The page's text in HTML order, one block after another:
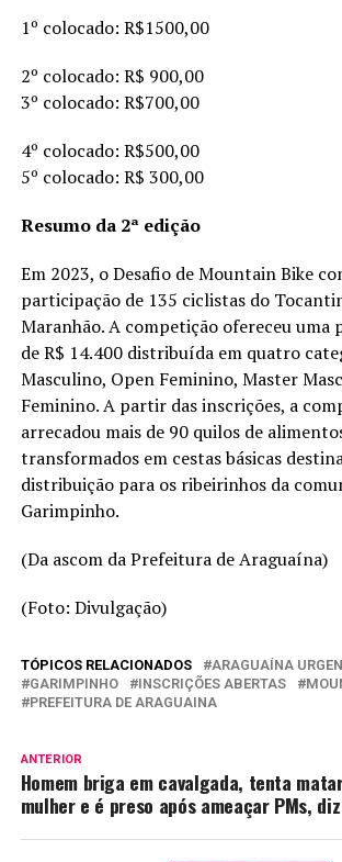
1º colocado: R$1500,00
2º colocado: R$ 900,00
3º colocado: R$700,00
4º colocado: R$500,00
5º colocado: R$ 300,00
Resumo da 2ª edição
Em 2023, o Desafio de Mountain Bike
participação de 135 ciclistas do
Maranhão. A competição ofereceu uma
de R$ 14.400 distribuída em quatro
Masculino, Open Feminino, Master
Feminino. A partir das inscrições, a
arrecadou mais de 90 quilos de
transformados em cestas básicas
distribuição para os ribeirinhos da
Garimpinho.
(Da ascom da Prefeitura de Araguaína)
(Foto: Divulgação)
TÓPICOS RELACIONADOS
ARAGUAÍNA
GARIMPINHO
INSCRIÇÕES ABERTAS
PREFEITURA DE ARAGUAINA
ANTERIOR
Homem briga em cavalgada, tenta
mulher e é preso após ameaçar PMs,